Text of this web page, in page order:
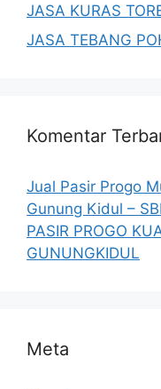
JASA KURAS
JASA TEBANG
Komentar
Jual Pasir Progo
Gunung Kidul –
PASIR PROGO
GUNUNGKIDUL
Meta